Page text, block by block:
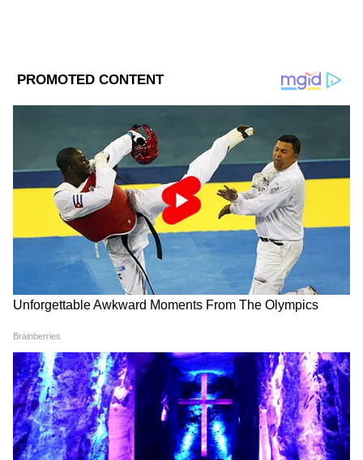
আধার কার্ডে অন্য বয়স নেই তো?
বিজেপি সরকার আসার পর থেকে পরের পর
জনকল্যানমূলক প্রকল্প শুরু হয়ে গিয়েছে। অন্নপূর্ণা
ভাণ্ডারের পাশাপাশি, বিধবা ভাতা আয়ুষ্মান ভারত
চালু হয়েছে একাধিক প্রকল্প।
3
7